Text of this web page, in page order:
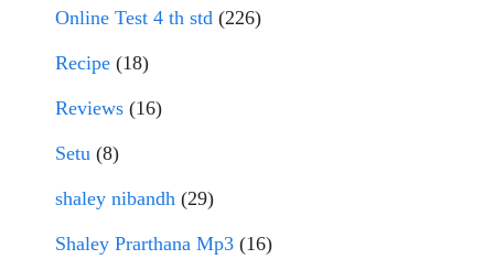
Online Test 4 th std (226)
Recipe (18)
Reviews (16)
Setu (8)
shaley nibandh (29)
Shaley Prarthana Mp3 (16)